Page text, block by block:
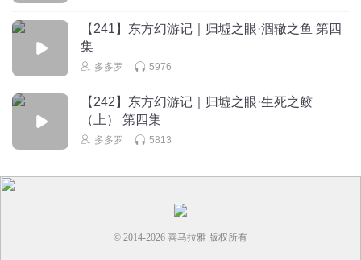
回复 2026-03-28 0
【241】东方幻游记｜归墟之眼·涸辙之鱼 第四
集
多多罗 5976
【242】东方幻游记｜归墟之眼·生死之鲛
（上） 第四集
多多罗 5813
© 2014-2026 喜马拉雅 版权所有